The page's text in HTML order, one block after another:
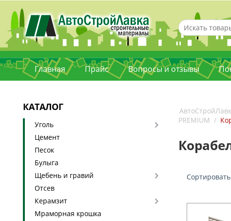
Главная Прайс Вопросы и отзывы
КАТАЛОГ
Уголь
Цемент
Песок
Булыга
Щебень и гравий
Отсев
Керамзит
Мраморная крошка
PREMIUM /